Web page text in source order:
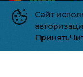
Сайт
Принять
Контакты
+7 918 541-